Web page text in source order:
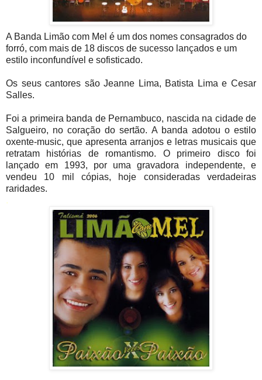
A Banda Limão com Mel é um dos nomes consagrados do
forró, com mais de 18 discos de sucesso lançados e um
estilo inconfundível e sofisticado.
Os seus cantores são Jeanne Lima, Batista Lima e Cesar
Salles.
Foi a primeira banda de Pernambuco, nascida na cidade de
Salgueiro, no coração do sertão. A banda adotou o estilo
oxente-music, que apresenta arranjos e letras musicais que
retratam histórias de romantismo. O primeiro disco foi
lançado em 1993, por uma gravadora independente, e
vendeu 10 mil cópias, hoje consideradas verdadeiras
raridades.
.